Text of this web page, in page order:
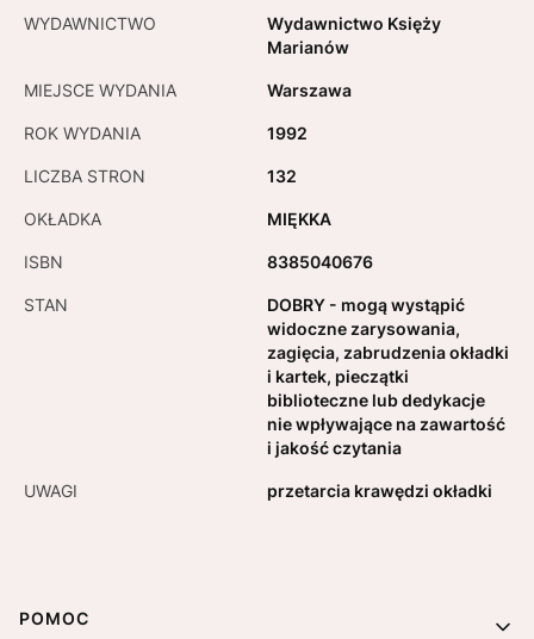
WYDAWNICTWO
Wydawnictwo Księży
Marianów
MIEJSCE WYDANIA Warszawa
ROK WYDANIA 1992
LICZBA STRON 132
OKŁADKA MIĘKKA
ISBN 8385040676
STAN
DOBRY - mogą wystąpić
widoczne zarysowania,
zagięcia, zabrudzenia okładki
i kartek, pieczątki
biblioteczne lub dedykacje
nie wpływające na zawartość
i jakość czytania
UWAGI przetarcia krawędzi okładki
Linki w stopce
POMOC